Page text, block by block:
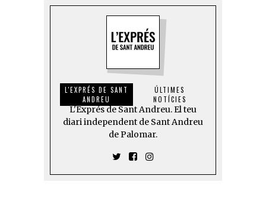
L'EXPRÉS DE SANT
ANDREU
ÚLTIMES
NOTÍCIES
L'Exprés de Sant Andreu. El teu
diari independent de Sant Andreu
de Palomar.